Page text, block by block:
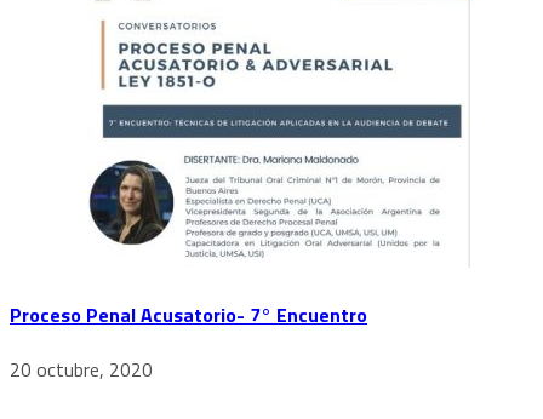
Proceso Penal Acusatorio- 7° Encuentro
20 octubre, 2020